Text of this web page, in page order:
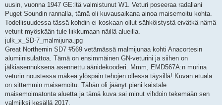
uusin, vuonna 1947 GE:ltä valmistunut W1. Veturi poseeraa radallani
Puget Soundin rannalla, tämä oli kuvausaikana ainoa maisemoitu kohta.
Todellisuudessa tässä kohdin ei koskaan ollut sähköistystä eivätkä nämä
veturit myöskään tule liikkumaan näillä alueilla.
julk_x_SD-7_malmijuna.jpg
Great Northernin SD7 #569 vetämässä malmijunaa kohti Anacortesin
alumiinisulattoa. Tämä on ensimmäinen GN-veturini ja siihen on
jälkiasennuksena asennettu äänidekooderi. Mmm, EMD567A:n murina
veturin noustessa mäkeä ylöspäin tehojen ollessa täysillä! Kuvan etuala
on sittemmin maisemoitu. Tähän oli jäänyt pieni kaistale
maisemoimatonta aluetta ja tämä kuva sai minut vihdoin tekemään sen
valmiiksi kesällä 2017.